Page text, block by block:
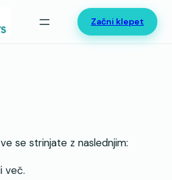
Začni klepet
se strinjate z naslednjim:
več.